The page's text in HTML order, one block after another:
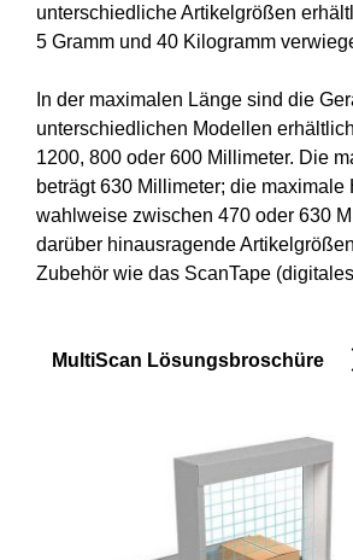
unterschiedliche Artikelgrößen
5 Gramm und 40 Kilogramm
In der maximalen Länge sind die
unterschiedlichen Modellen
1200, 800 oder 600 Millimeter. Die
beträgt 630 Millimeter; die maximale
wahlweise zwischen 470 oder 630
darüber hinausragende
Zubehör wie das ScanTape
MultiScan Lösungsbroschüre